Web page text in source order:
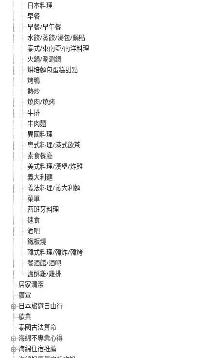
日本料理
早餐
早餐/早午餐
水餃/蒸餃/湯包/鍋貼
泰式/東南亞/南洋料理
火鍋/涮涮鍋
烘培麵包蛋糕甜點
烤鴨
熱炒
燒肉/燒烤
牛排
牛肉麵
異國料理
粵式料理/港式飲茶
素食餐廳
美式料理/漢堡/炸雞
義大利麵
義法料理/義大利麵
菜單
西班牙料理
速食
酒吧
鐵板燒
韓式料理/韓炸/韓烤
餐酒館/酒吧
鹽酥雞/雞排
居家清潔
廣宣
日本旅遊自由行
歇業
泰國古法算命
海綿不專業心得
海綿住宿推薦